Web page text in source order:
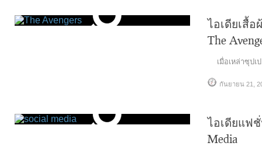
ไอเดียเสื้อ
The
เมื่อเหล่าซุปเ
กันยายน 21,
ไอเดียแฟชั่
Media